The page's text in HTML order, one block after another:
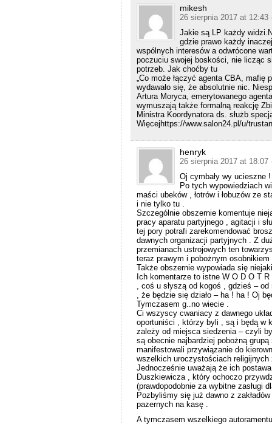
mikesh
26 sierpnia 2017 at 12:43
Jakie są LP każdy
gdzie prawo każdy
wspólnych interesów a odwrócone
poczuciu swojej boskości, nie licząc
potrzeb. Jak choćby tu
„Co może łączyć agenta CBA,
wydawało się, że absolutnie nic.
Artura Moryca, emerytowanego
wymuszają także formalną reakcję
Ministra Koordynatora ds. służb
Więcejhttps://www.salon24.pl/u/
henryk
26 sierpnia 2017 at 18:07
Oj cymbały wy ucieszne
Po tych wypowiedziach
maści ubeków , łotrów i łobuzów ze
i nie tylko tu .
Szczególnie obszernie komentuje
pracy aparatu partyjnego , agitacji i
tej pory potrafi zarekomendować
dawnych organizacji partyjnych . Z
przemianach ustrojowych ten
teraz prawym i pobożnym osobnikiem
Także obszernie wypowiada się
Ich komentarze to istne W O D O T
, coś u słyszą od kogoś , gdzieś –
, że będzie się działo – ha ! ha ! Oj
Tymczasem g..no wiecie .
Ci wszyscy cwaniacy z dawnego
oportuniści , którzy byli , są i będą w
zależy od miejsca siedzenia – czyli
są obecnie najbardziej pobożną
manifestowali przywiązanie do
wszelkich uroczystościach
Jednocześnie uważają że ich
Duszkiewicza , który ochoczo
(prawdopodobnie za wybitne zasługi
Pozbyliśmy się już dawno z
pazernych na kasę .
A tymczasem wszelkiego